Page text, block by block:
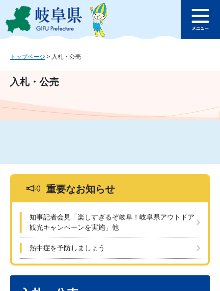
ジ
ュ
文
このページの本文へ
ュ
トップページ > 入札・公売
入札・公売
重要なお知らせ
知事記者会見「楽しすぎるぞ岐阜！岐阜県アウトドア
観光キャンペーンを実施」他
熱中症を予防しましょう